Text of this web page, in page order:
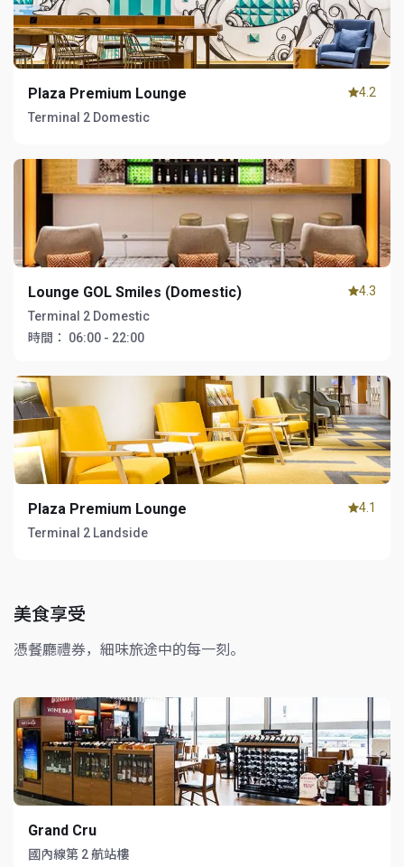
Plaza Premium Lounge
Terminal 2 Domestic
4.2
Lounge GOL Smiles (Domestic)
Terminal 2 Domestic
時間：
06:00 - 22:00
4.3
Plaza Premium Lounge
Terminal 2 Landside
4.1
美食享受
憑餐廳禮券，細味旅途中的每一刻。
Grand Cru
國內線第 2 航站樓